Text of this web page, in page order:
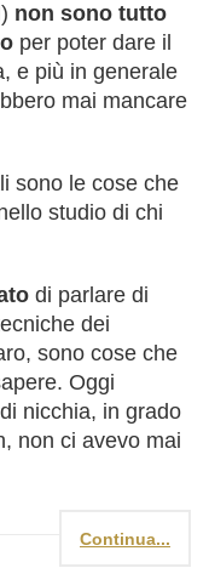
non sono tutto
per poter dare il
e più in generale
mai mancare
sono le cose che
studio di chi
di parlare di
dei
sono cose che
Oggi
nicchia, in grado
non ci avevo mai
Continua...